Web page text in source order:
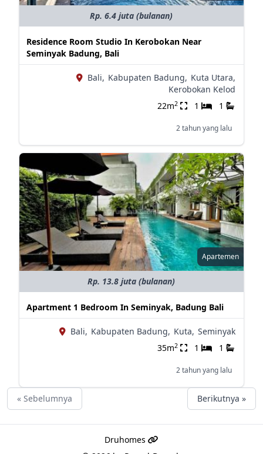
Rp. 6.4 juta (bulanan)
Residence Room Studio In Kerobokan Near
Seminyak Badung, Bali
Bali, Kabupaten Badung, Kuta Utara,
Kerobokan Kelod
22m2 1 1
2 tahun yang lalu
Apartemen
Rp. 13.8 juta (bulanan)
Apartment 1 Bedroom In Seminyak, Badung Bali
Bali, Kabupaten Badung, Kuta, Seminyak
35m2 1 1
2 tahun yang lalu
« Sebelumnya Berikutnya »
Druhomes